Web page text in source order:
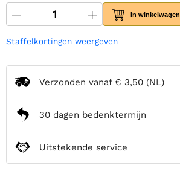
In winkelwagen
Staffelkortingen weergeven
Verzonden vanaf € 3,50 (NL)
30 dagen bedenktermijn
Uitstekende service